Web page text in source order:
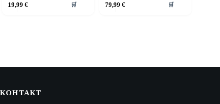
19,99 € 🛒 79,99 € 🛒
КОНТАКТ